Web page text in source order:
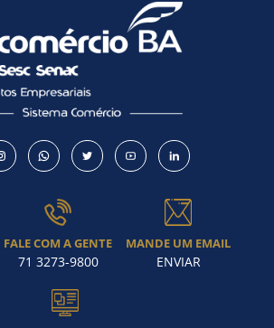
FALE COM A GENTE
71 3273-9800
MANDE UM EMAIL
ENVIAR